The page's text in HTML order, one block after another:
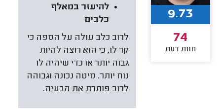
להיעזר במאלף
כלבים
לרוב כלב עולה על הספה כי
קר לו, כי הוא רוצה להיות
גבוה יותר או כדי שיהיה לו
נוח יותר. מיטה נכונה וגבוהה
לרוב פותרת את הבעיה.
9.73
74
חוות דעת